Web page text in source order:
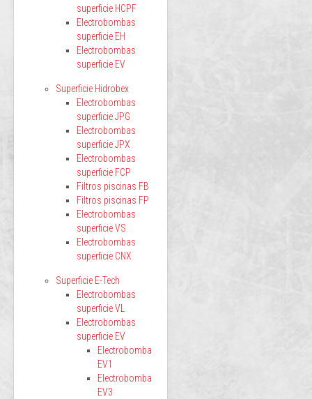
superficie HCPF
Electrobombas
superficie EH
Electrobombas
superficie EV
Superficie Hidrobex
Electrobombas
superficie JPG
Electrobombas
superficie JPX
Electrobombas
superficie FCP
Filtros piscinas FB
Filtros piscinas FP
Electrobombas
superficie VS
Electrobombas
superficie CNX
Superficie E-Tech
Electrobombas
superficie VL
Electrobombas
superficie EV
Electrobomba
EV1
Electrobomba
EV3